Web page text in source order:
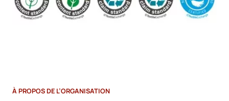
À PROPOS DE L’ORGANISATION